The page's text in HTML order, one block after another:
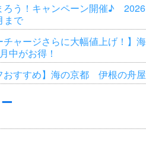
ろう！キャンペーン開催♪
まで
チャージさらに大幅値上げ！】
中がお得！
おすすめ】海の京都 伊根の舟屋